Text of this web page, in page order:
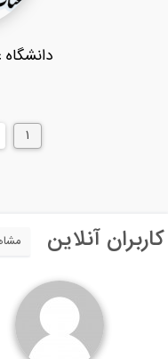
1
کاربران آنلاین